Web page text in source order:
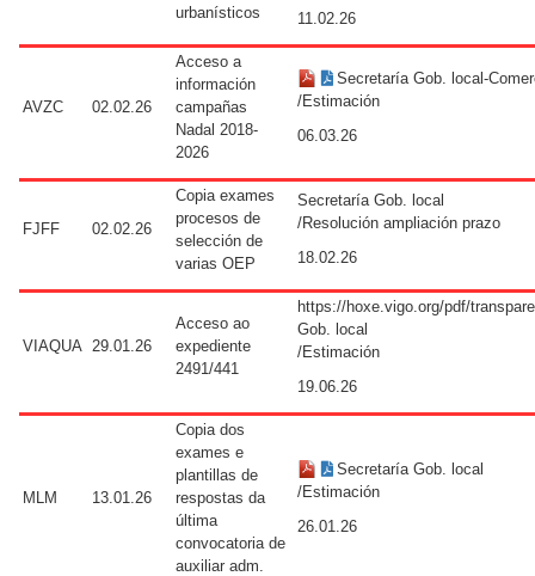
urbanísticos
11.02.26
AVZC 02.02.26
Acceso a
información
campañas
Nadal 2018-
2026
Secretaría Gob. local-
/Estimación
06.03.26
FJFF 02.02.26
Copia exames
procesos de
selección de
varias OEP
Secretaría Gob. local
/Resolución ampliación prazo
18.02.26
VIAQUA 29.01.26
Acceso ao
expediente
2491/441
https://hoxe.vigo.org/pdf/
Gob. local
/Estimación
19.06.26
MLM 13.01.26
Copia dos
exames e
plantillas de
respostas da
última
convocatoria de
auxiliar adm.
Secretaría Gob. local
/Estimación
26.01.26